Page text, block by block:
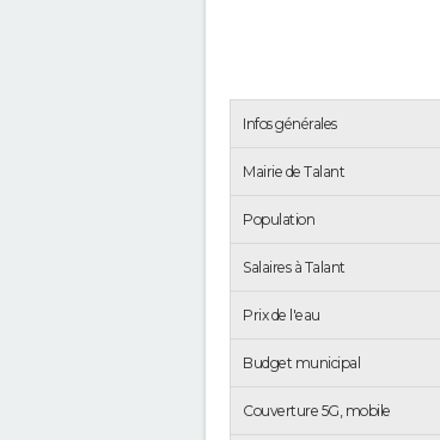
Infos générales
Mairie de Talant
Population
Salaires à Talant
Prix de l'eau
Budget municipal
Couverture 5G, mobile